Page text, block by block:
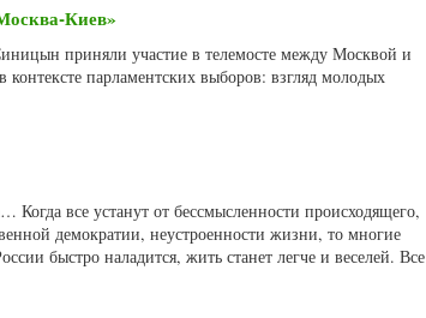
Киев»
приняли участие в телемосте между Москвой и
парламентских выборов: взгляд молодых
все устанут от бессмысленности происходящего,
демократии, неустроенности жизни, то многие
быстро наладится, жить станет легче и веселей. Все